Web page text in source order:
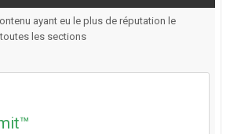
ayant eu le plus de réputation le
les sections